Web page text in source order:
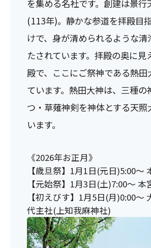
を集める名社です。創建は景行
(113年)。静かな参道を拝殿目
けで、身が清められるような
たされています。拝殿の奥に見
殿で、ここにご祭神である熱田
ています。熱田大神は、三種の
つ・草薙神剣を神体とする天照
います。
《2026年お正月》
【歳旦祭】1月1日(元日)5:00～
【元始祭】1月3日(土)7:00～ 本
【初えびす】1月5日(月)0:00～
代主社(上知我麻神社)